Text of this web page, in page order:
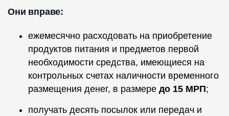
Они вправе:
ежемесячно расходовать на приобретение
продуктов питания и предметов первой
необходимости средства, имеющиеся на
контрольных счетах наличности временного
размещения денег, в размере до 15 МРП;
получать десять посылок или передач и